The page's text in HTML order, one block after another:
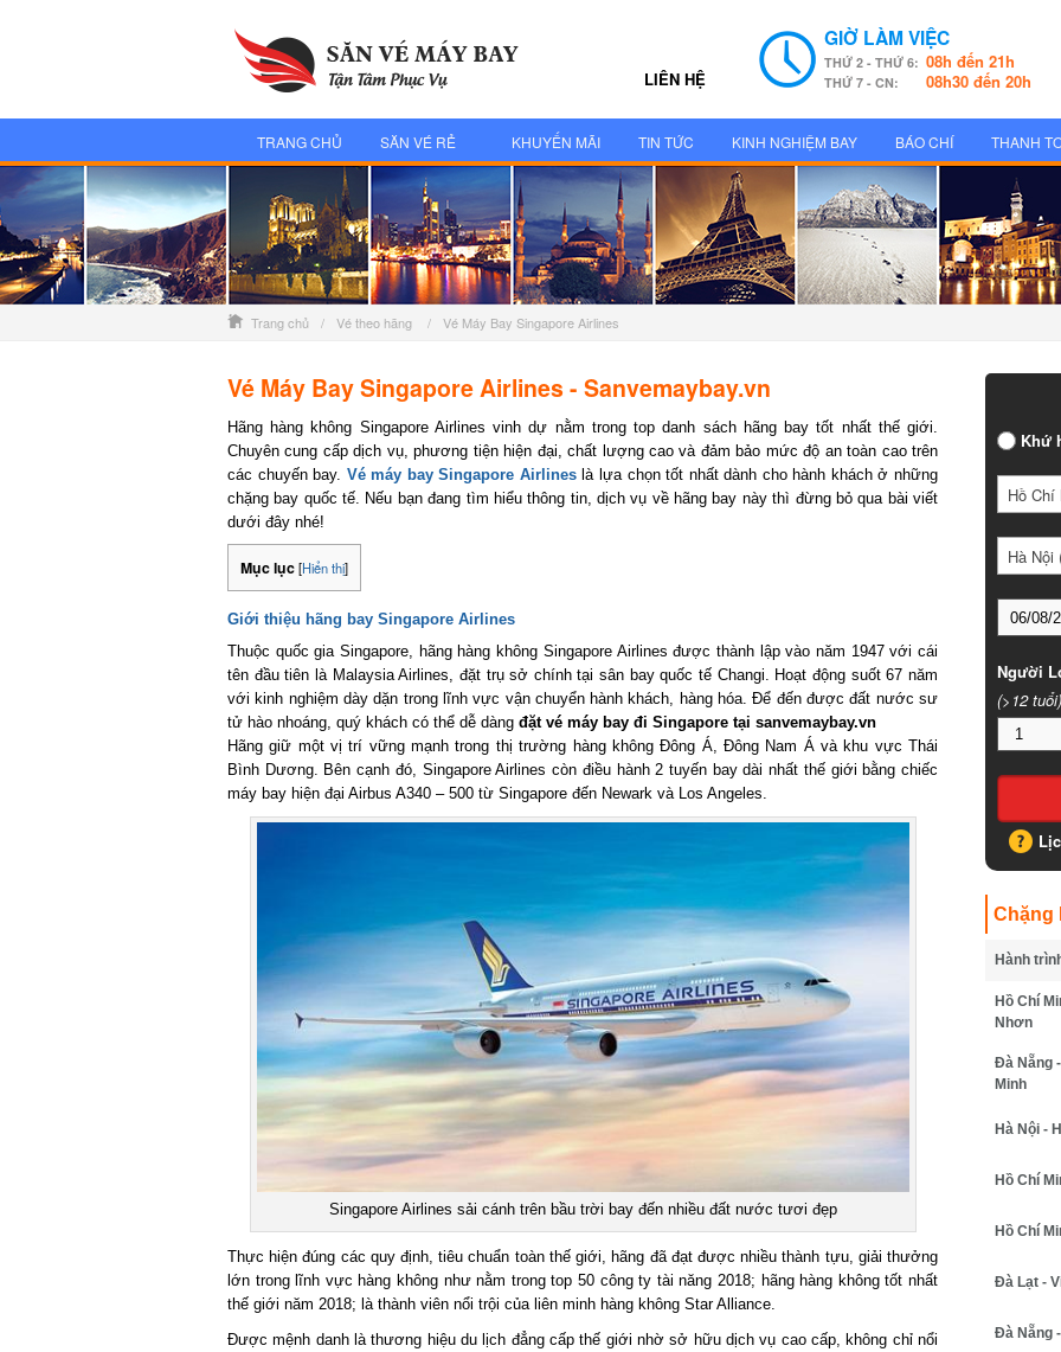
LIÊN HỆ
GIỜ LÀM VIỆC
THỨ 2 - THỨ 6:08h đến 21h
THỨ 7 - CN: 08h30 đến 20h
TRANG CHỦ SĂN VÉ RẺ KHUYẾN MÃI TIN TỨC KINH NGHIỆM BAY BÁO CHÍ THANH
Trang chủ / Vé theo hãng / Vé Máy Bay Singapore Airlines
Vé Máy Bay Singapore Airlines - Sanvemaybay.vn
Hãng hàng không Singapore Airlines vinh dự nằm trong top danh sách hãng bay tốt nhất thế giới.
Chuyên cung cấp dịch vụ, phương tiện hiện đại, chất lượng cao và đảm bảo mức độ an toàn cao trên
các chuyến bay.Vé máy bay Singapore Airlineslà lựa chọn tốt nhất dành cho hành khách ở những
chặng bay quốc tế. Nếu bạn đang tìm hiểu thông tin, dịch vụ về hãng bay này thì đừng bỏ qua bài viết
dưới đây nhé!
Mục lục [Hiển thị]
Giới thiệu hãng bay Singapore Airlines
Thuộc quốc gia Singapore, hãng hàng không Singapore Airlines được thành lập vào năm 1947 với cái
tên đầu tiên là Malaysia Airlines, đặt trụ sở chính tại sân bay quốc tế Changi. Hoạt động suốt 67 năm
với kinh nghiệm dày dặn trong lĩnh vực vận chuyển hành khách, hàng hóa. Để đến được đất nước sư
tử hào nhoáng, quý khách có thể dễ dàngđặt vé máy bay đi Singapore tại sanvemaybay.vn
Hãng giữ một vị trí vững mạnh trong thị trường hàng không Đông Á, Đông Nam Á và khu vực Thái
Bình Dương. Bên cạnh đó, Singapore Airlines còn điều hành 2 tuyến bay dài nhất thế giới bằng chiếc
máy bay hiện đại Airbus A340 – 500 từ Singapore đến Newark và Los Angeles.
Singapore Airlines sải cánh trên bầu trời bay đến nhiều đất nước tươi đẹp
Thực hiện đúng các quy định, tiêu chuẩn toàn thế giới, hãng đã đạt được nhiều thành tựu, giải thưởng
lớn trong lĩnh vực hàng không như nằm trong top 50 công ty tài năng 2018; hãng hàng không tốt nhất
thế giới năm 2018; là thành viên nổi trội của liên minh hàng không Star Alliance.
Được mệnh danh là thương hiệu du lịch đẳng cấp thế giới nhờ sở hữu dịch vụ cao cấp, không chỉ nổi
Khứ
Hồ Chí
Hà Nội
Người
(>12 tuổi)
Chặng
Hành trình*
Hồ Chí
Nhơn
Đà Nẵng -
Minh
Hà Nội -
Hồ Chí
Hồ Chí
Đà Lạt -
Đà Nẵng -